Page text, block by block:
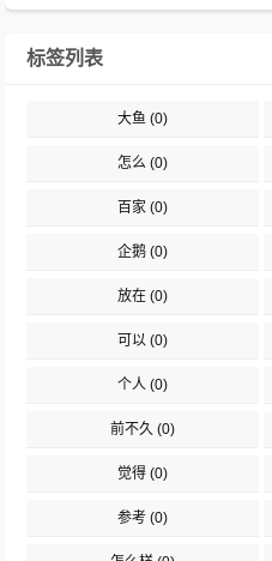
标签列表
大鱼 (0)
怎么 (0)
百家 (0)
企鹅 (0)
放在 (0)
可以 (0)
个人 (0)
前不久 (0)
觉得 (0)
参考 (0)